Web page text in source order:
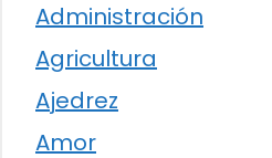
Administración
Agricultura
Ajedrez
Amor